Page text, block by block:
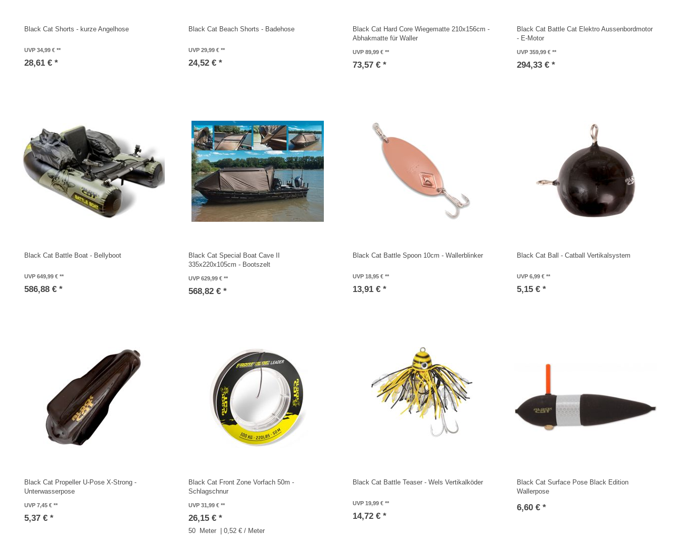
Black Cat Shorts - kurze Angelhose
UVP 34,99 €
28,61 € *
Black Cat Beach Shorts - Badehose
UVP 29,99 €
24,52 € *
Black Cat Hard Core Wiegematte 210x156cm -
Abhakmatte für Waller
UVP 89,99 €
73,57 € *
Black Cat Battle Cat Elektro Aussenbordmotor
- E-Motor
UVP 359,99 €
294,33 € *
Black Cat Battle Boat - Bellyboot
UVP 649,99 €
586,88 € *
Black Cat Special Boat Cave II
335x220x105cm - Bootszelt
UVP 629,99 €
568,82 € *
Black Cat Battle Spoon 10cm - Wallerblinker
UVP 18,95 €
13,91 € *
Black Cat Ball - Catball Vertikalsystem
UVP 6,99 €
5,15 € *
Black Cat Propeller U-Pose X-Strong -
Unterwasserpose
UVP 7,45 €
5,37 € *
Black Cat Front Zone Vorfach 50m -
Schlagschnur
UVP 31,99 €
26,15 € *
50 Meter | 0,52 € / Meter
Black Cat Battle Teaser - Wels Vertikalköder
UVP 19,99 €
14,72 € *
Black Cat Surface Pose Black Edition
Wallerpose
6,60 € *